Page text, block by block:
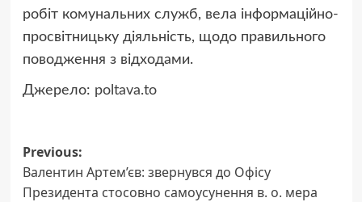
робіт комунальних служб, вела інформаційно-
просвітницьку діяльність, щодо правильного
поводження з відходами.
Джерело: poltava.to
Post
navigation
Previous:
Валентин Артем’єв: звернувся до Офісу
Президента стосовно самоусунення в. о. мера